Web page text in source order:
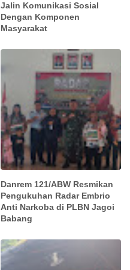
Jalin Komunikasi Sosial
Dengan Komponen
Masyarakat
Danrem 121/ABW Resmikan
Pengukuhan Radar Embrio
Anti Narkoba di PLBN Jagoi
Babang